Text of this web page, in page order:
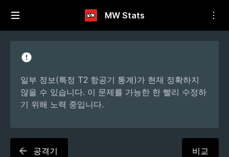
MW Stats
일부 정보(특정 T2 항공기 통계)가 현재 정확하지
않을 수 있습니다. 이 문제를 가능한 한 빨리 수정하
기 위해 노력 중입니다.
공격기 비교